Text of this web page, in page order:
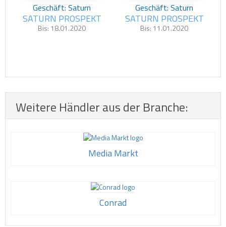
Geschäft: Saturn
SATURN PROSPEKT
Bis: 18.01.2020
Geschäft: Saturn
SATURN PROSPEKT
Bis: 11.01.2020
Weitere Händler aus der Branche:
Media Markt
Conrad